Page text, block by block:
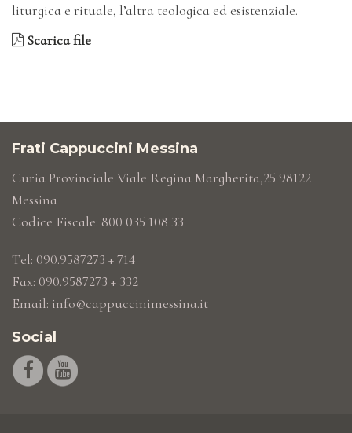
liturgica e rituale, l’altra teologica ed esistenziale.
Scarica file
Frati Cappuccini Messina
Curia Provinciale Viale Regina Margherita,25 98122
Messina
Codice Fiscale: 800 035 108 33
Tel: 090.9587273 + 714
Fax: 090.9587273 + 332
Email: info@cappuccinimessina.it
Social